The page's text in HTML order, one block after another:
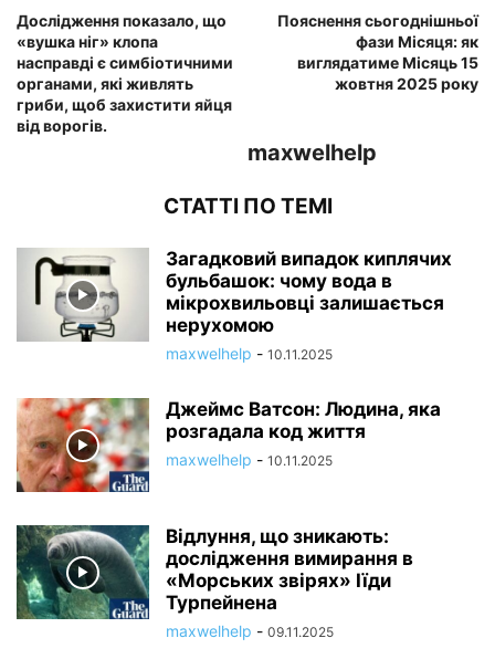
Дослідження показало, що
«вушка ніг» клопа
насправді є симбіотичними
органами, які живлять
гриби, щоб захистити яйця
від ворогів.
Пояснення сьогоднішньої
фази Місяця: як
виглядатиме Місяць 15
жовтня 2025 року
maxwelhelp
СТАТТІ ПО ТЕМІ
Загадковий випадок киплячих
бульбашок: чому вода в
мікрохвильовці залишається
нерухомою
maxwelhelp - 10.11.2025
Джеймс Ватсон: Людина, яка
розгадала код життя
maxwelhelp - 10.11.2025
Відлуння, що зникають:
дослідження вимирання в
«Морських звірях» Іїди
Турпейнена
maxwelhelp - 09.11.2025